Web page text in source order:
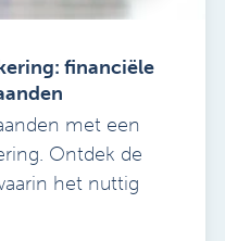
financiële
met een
Ontdek de
het nuttig